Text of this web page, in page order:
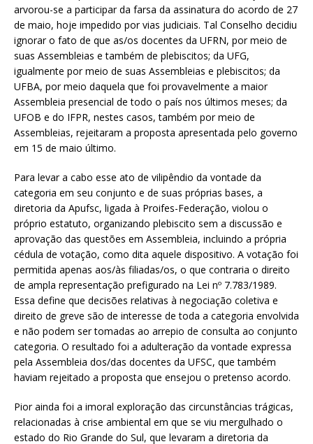
arvorou-se a participar da farsa da assinatura do acordo de 27
de maio, hoje impedido por vias judiciais. Tal Conselho decidiu
ignorar o fato de que as/os docentes da UFRN, por meio de
suas Assembleias e também de plebiscitos; da UFG,
igualmente por meio de suas Assembleias e plebiscitos; da
UFBA, por meio daquela que foi provavelmente a maior
Assembleia presencial de todo o país nos últimos meses; da
UFOB e do IFPR, nestes casos, também por meio de
Assembleias, rejeitaram a proposta apresentada pelo governo
em 15 de maio último.
Para levar a cabo esse ato de vilipêndio da vontade da
categoria em seu conjunto e de suas próprias bases, a
diretoria da Apufsc, ligada à Proifes-Federação, violou o
próprio estatuto, organizando plebiscito sem a discussão e
aprovação das questões em Assembleia, incluindo a própria
cédula de votação, como dita aquele dispositivo. A votação foi
permitida apenas aos/às filiadas/os, o que contraria o direito
de ampla representação prefigurado na Lei nº 7.783/1989.
Essa define que decisões relativas à negociação coletiva e
direito de greve são de interesse de toda a categoria envolvida
e não podem ser tomadas ao arrepio de consulta ao conjunto
categoria. O resultado foi a adulteração da vontade expressa
pela Assembleia dos/das docentes da UFSC, que também
haviam rejeitado a proposta que ensejou o pretenso acordo.
Pior ainda foi a imoral exploração das circunstâncias trágicas,
relacionadas à crise ambiental em que se viu mergulhado o
estado do Rio Grande do Sul, que levaram a diretoria da